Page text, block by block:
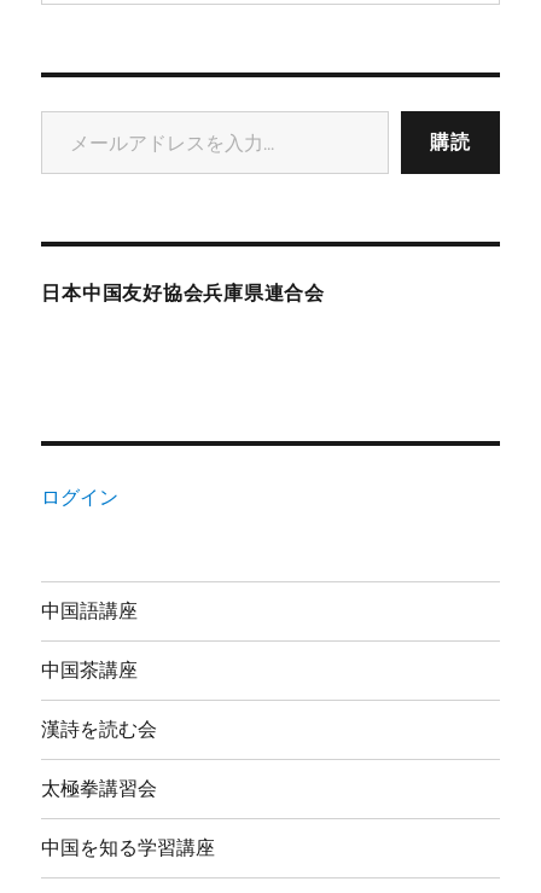
メールアドレスを入力...
購読
日本中国友好協会兵庫県連合会
ログイン
中国語講座
中国茶講座
漢詩を読む会
太極拳講習会
中国を知る学習講座